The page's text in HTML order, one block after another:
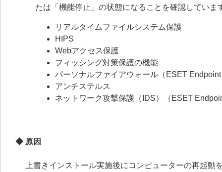
たは「機能停止」の状態になることを確認していま
リアルタイムファイルシステム保護
HIPS
Webアクセス保護
フィッシング対策保護の機能
パーソナルファイアウォール（ESET
アンチステルス
ネットワーク攻撃保護（IDS）（ESET
◆ 原因
上書きインストール実施後にコンピューターの再起